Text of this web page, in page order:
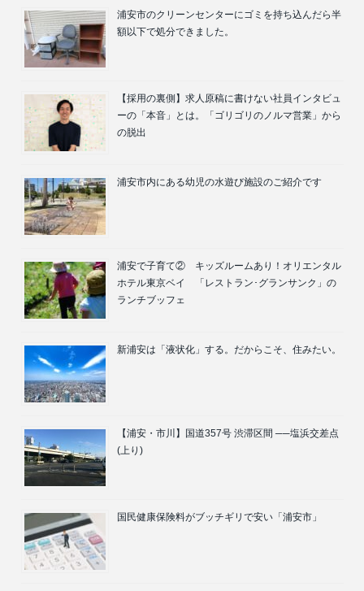
浦安市のクリーンセンターにゴミを持ち込んだら半
額以下で処分できました。
【採用の裏側】求人原稿に書けない社員インタビュ
ーの「本音」とは。「ゴリゴリのノルマ営業」から
の脱出
浦安市内にある幼児の水遊び施設のご紹介です
浦安で子育て② キッズルームあり！オリエンタル
ホテル東京ベイ 「レストラン･グランサンク」の
ランチブッフェ
新浦安は「液状化」する。だからこそ、住みたい。
【浦安・市川】国道357号 渋滞区間 ──塩浜交差点
(上り)
国民健康保険料がブッチギリで安い「浦安市」